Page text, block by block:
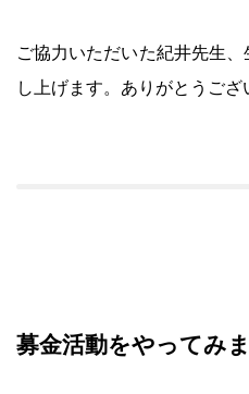
ご協力いただいた紀井先生
し上げます。ありがとうござ
募金活動をやってみ